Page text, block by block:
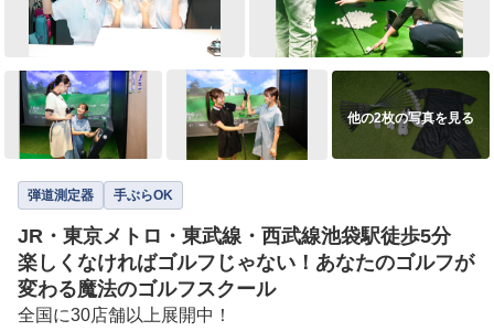
他の2枚の写真を見る
弾道測定器 手ぶらOK
JR・東京メトロ・東武線・西武線池袋駅徒歩5分
楽しくなければゴルフじゃない！あなたのゴルフが
変わる魔法のゴルフスクール
全国に30店舗以上展開中！